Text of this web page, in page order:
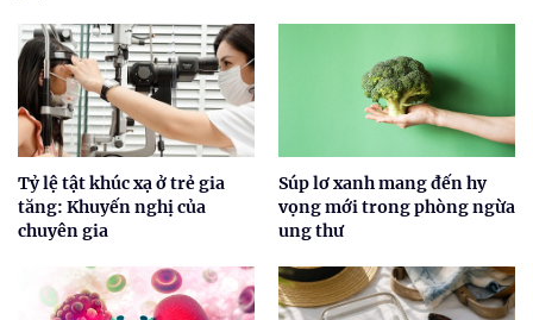
Tỷ lệ tật khúc xạ ở trẻ gia
tăng: Khuyến nghị của
chuyên gia
Súp lơ xanh mang đến hy
vọng mới trong phòng ngừa
ung thư